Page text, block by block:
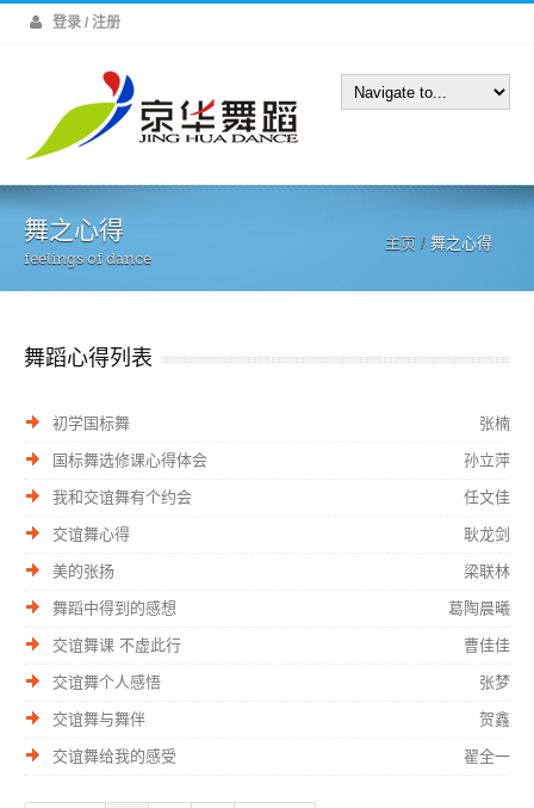
登录 / 注册
舞之心得
feelings of dance
主页 / 舞之心得
舞蹈心得列表
初学国标舞 张楠
国标舞选修课心得体会 孙立萍
我和交谊舞有个约会 任文佳
交谊舞心得 耿龙剑
美的张扬 梁联林
舞蹈中得到的感想 葛陶晨曦
交谊舞课 不虚此行 曹佳佳
交谊舞个人感悟 张梦
交谊舞与舞伴 贺鑫
交谊舞给我的感受 翟全一